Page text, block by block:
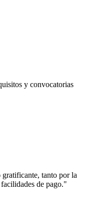
y convocatorias
tanto por la
de pago."